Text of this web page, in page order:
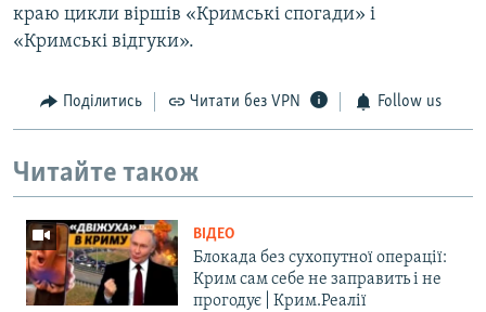
краю цикли віршів «Кримські спогади» і
«Кримські відгуки».
Поділитись Читати без VPN Follow us
Читайте також
ВІДЕО
Блокада без сухопутної операції:
Крим сам себе не заправить і не
прогодує | Крим.Реалії